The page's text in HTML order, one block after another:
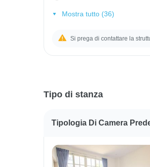
Mostra tutto (36)
Si prega di contattare la
Tipo di stanza
Tipologia Di Camera